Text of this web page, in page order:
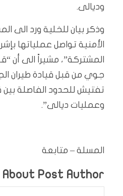
وديالى.
وذكر بيان للخلية ورد الى
الأمنية تواصل عملياتها
المشتركة”، مشيراً الى أن
جوي من قبل قيادة طيران
تفتيش للحدود الفاصلة
وعمليات ديالى”.
المسلة – متابعة
About Post Author